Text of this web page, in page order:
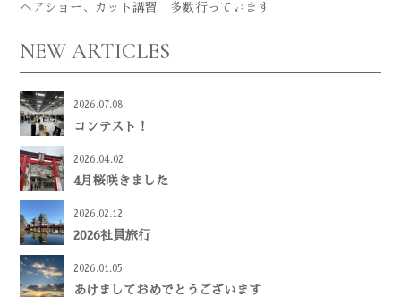
ヘアショー、カット講習 多数行っています
NEW ARTICLES
2026.07.08
コンテスト！
2026.04.02
4月桜咲きました
2026.02.12
2026社員旅行
2026.01.05
あけましておめでとうございます